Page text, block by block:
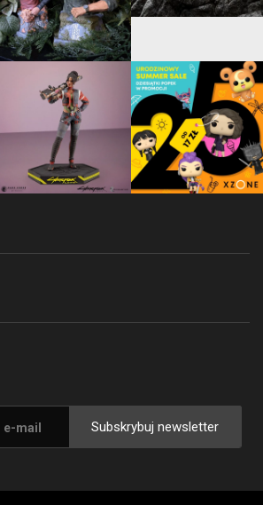
Subskrybuj newsletter